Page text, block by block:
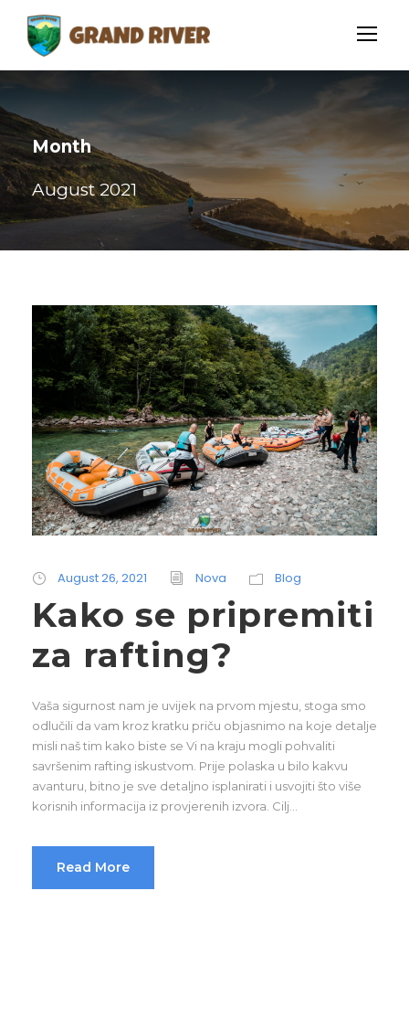
Month
August 2021
August 26, 2021 Nova Blog
Kako se pripremiti
za rafting?
Vaša sigurnost nam je uvijek na prvom mjestu, stoga smo
odlučili da vam kroz kratku priču objasnimo na koje detalje
misli naš tim kako biste se Vi na kraju mogli pohvaliti
savršenim rafting iskustvom. Prije polaska u bilo kakvu
avanturu, bitno je sve detaljno isplanirati i usvojiti što više
korisnih informacija iz provjerenih izvora. Cilj...
Read More